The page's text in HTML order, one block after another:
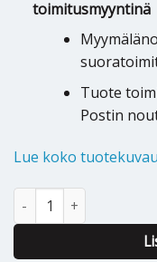
toimitusmyyntinä
Tuote
Postin
Lue koko
Arinan kannatin Jämä